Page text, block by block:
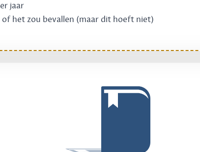
jaar
het zou bevallen (maar dit hoeft niet)